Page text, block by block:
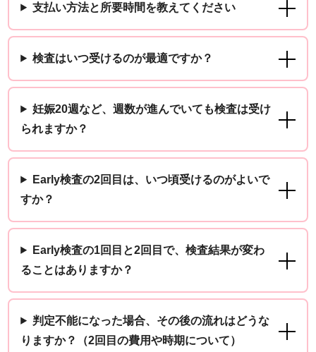
支払い方法と所要時間を教えてください
検査はいつ受けるのが最適ですか？
妊娠20週など、週数が進んでいても検査は受け
られますか？
Early検査の2回目は、いつ頃受けるのがよいで
すか？
Early検査の1回目と2回目で、検査結果が変わ
ることはありますか？
判定不能になった場合、その後の流れはどうな
りますか？（2回目の費用や時期について）